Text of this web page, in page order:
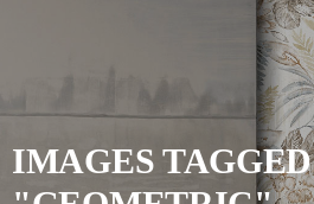
IMAGES TAGGED